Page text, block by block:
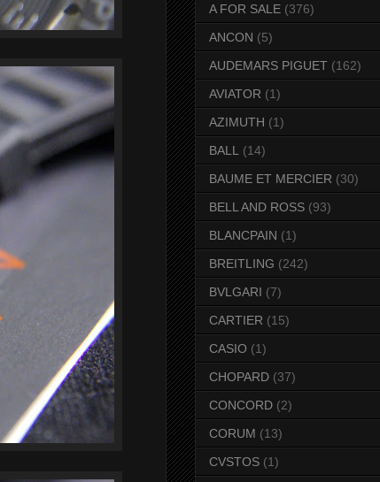
A FOR SALE (376)
ANCON (5)
AUDEMARS PIGUET (162)
AVIATOR (1)
AZIMUTH (1)
BALL
(14)
BAUME ET MERCIER (30)
BELL AND ROSS (93)
BLANCPAIN (1)
BREITLING (242)
BVLGARI (7)
CARTIER (15)
CASIO (1)
CHOPARD (37)
CONCORD (2)
CORUM (13)
CVSTOS (1)